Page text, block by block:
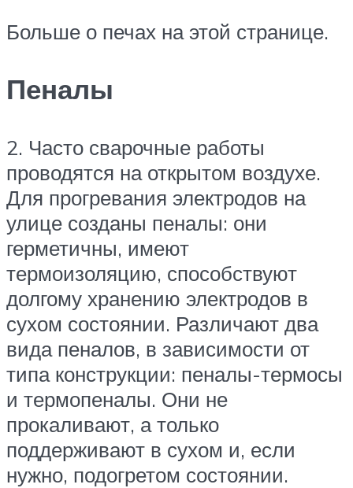
Больше о печах на этой странице.
Пеналы
2. Часто сварочные работы
проводятся на открытом воздухе.
Для прогревания электродов на
улице созданы пеналы: они
герметичны, имеют
термоизоляцию, способствуют
долгому хранению электродов в
сухом состоянии. Различают два
вида пеналов, в зависимости от
типа конструкции: пеналы-термосы
и термопеналы. Они не
прокаливают, а только
поддерживают в сухом и, если
нужно, подогретом состоянии.